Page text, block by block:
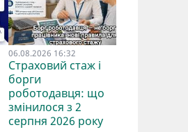
06.08.2026 16:32
Страховий стаж і
борги
роботодавця: що
змінилося з 2
серпня 2026 року